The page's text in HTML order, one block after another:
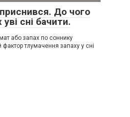
До чого
сні бачити.
або запах по соннику
тлумачення запаху у сні